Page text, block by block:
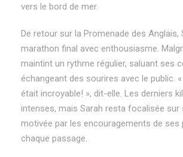
vers le bord de mer.
De retour sur la Promenade des Anglais,
marathon final avec enthousiasme.
maintint un rythme régulier, saluant ses
échangeant des sourires avec le public. «
était incroyable! », dit-elle. Les derniers
intenses, mais Sarah resta focalisée sur
motivée par les encouragements de ses
chaque passage.